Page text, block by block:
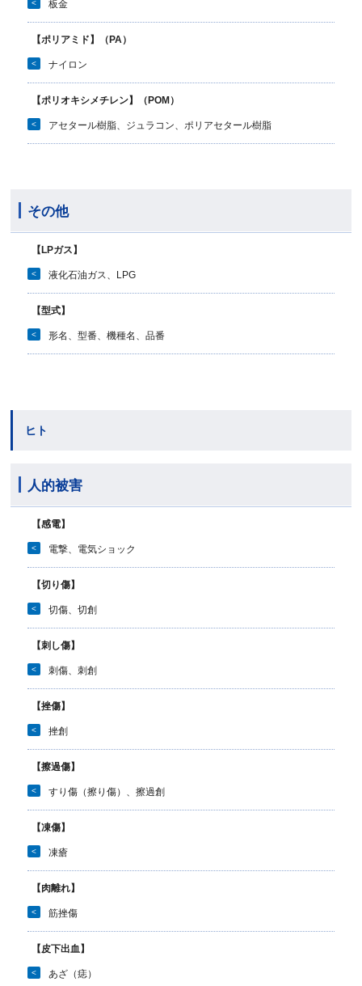
< 板金
【ポリアミド】（PA）
< ナイロン
【ポリオキシメチレン】（POM）
< アセタール樹脂、ジュラコン、ポリアセタール樹脂
その他
【LPガス】
< 液化石油ガス、LPG
【型式】
< 形名、型番、機種名、品番
ヒト
人的被害
【感電】
< 電撃、電気ショック
【切り傷】
< 切傷、切創
【刺し傷】
< 刺傷、刺創
【挫傷】
< 挫創
【擦過傷】
< すり傷（擦り傷）、擦過創
【凍傷】
< 凍瘡
【肉離れ】
< 筋挫傷
【皮下出血】
< あざ（痣）